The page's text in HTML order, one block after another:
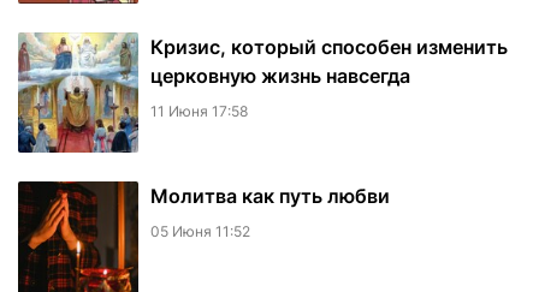
Кризис, который способен изменить
церковную жизнь навсегда
11 Июня 17:58
Молитва как путь любви
05 Июня 11:52